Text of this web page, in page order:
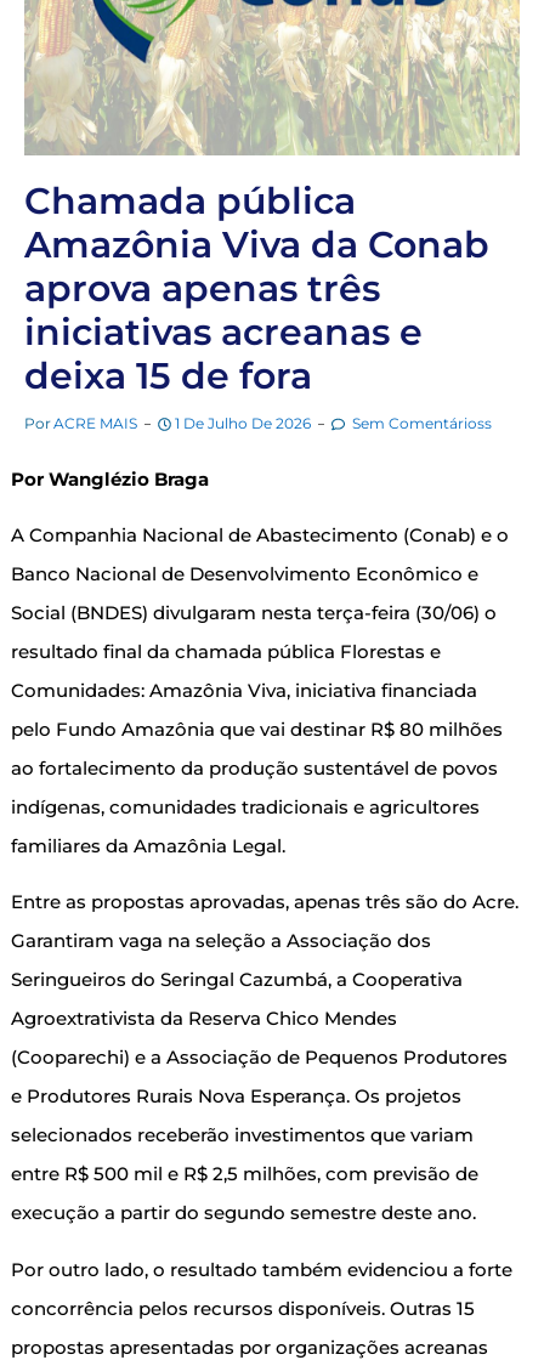
Chamada pública
Amazônia Viva da Conab
aprova apenas três
iniciativas acreanas e
deixa 15 de fora
PorACRE MAIS 1 De Julho De 2026 Sem Comentárioss
Por Wanglézio Braga
A Companhia Nacional de Abastecimento (Conab) e o
Banco Nacional de Desenvolvimento Econômico e
Social (BNDES) divulgaram nesta terça-feira (30/06) o
resultado final da chamada pública Florestas e
Comunidades: Amazônia Viva, iniciativa financiada
pelo Fundo Amazônia que vai destinar R$ 80 milhões
ao fortalecimento da produção sustentável de povos
indígenas, comunidades tradicionais e agricultores
familiares da Amazônia Legal.
Entre as propostas aprovadas, apenas três são do Acre.
Garantiram vaga na seleção a Associação dos
Seringueiros do Seringal Cazumbá, a Cooperativa
Agroextrativista da Reserva Chico Mendes
(Cooparechi) e a Associação de Pequenos Produtores
e Produtores Rurais Nova Esperança. Os projetos
selecionados receberão investimentos que variam
entre R$ 500 mil e R$ 2,5 milhões, com previsão de
execução a partir do segundo semestre deste ano.
Por outro lado, o resultado também evidenciou a forte
concorrência pelos recursos disponíveis. Outras 15
propostas apresentadas por organizações acreanas